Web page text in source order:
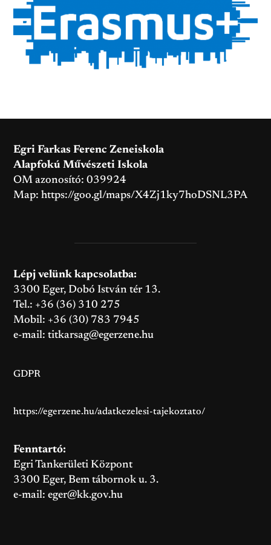
Egri Farkas Ferenc Zeneiskola
Alapfokú Művészeti Iskola
OM azonosító: 039924
Map:https://goo.gl/maps/X4Zj1ky7hoDSNL3PA
Lépj velünk kapcsolatba:
3300 Eger, Dobó István tér 13.
Tel.: +36 (36) 310 275
Mobil: +36 (30) 783 7945
e-mail:titkarsag@egerzene.hu
GDPR
https://egerzene.hu/adatkezelesi-tajekoztato/
Fenntartó:
Egri Tankerületi Központ
3300 Eger, Bem tábornok u. 3.
e-mail:eger@kk.gov.hu